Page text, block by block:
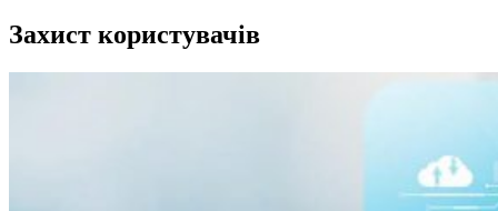
Захист користувачів